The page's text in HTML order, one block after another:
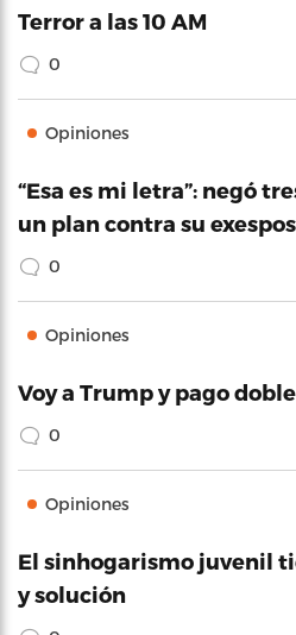
Terror a las 10 AM
0
Opiniones
“Esa es mi letra”: negó
un plan contra su
0
Opiniones
Voy a Trump y pago doble
0
Opiniones
El sinhogarismo juvenil
y solución